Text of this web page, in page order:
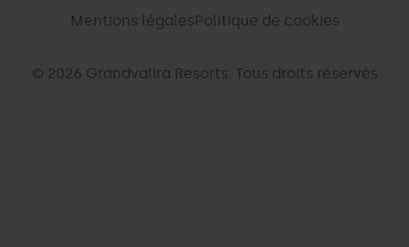
© 2026 Grandvalira Resorts. Tous droits réservés
-
palarinsal.com
Politique de cookies
Mentions légales